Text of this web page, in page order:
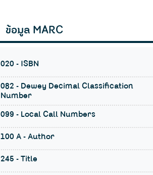
ข้อมูล MARC
020 - ISBN
082 - Dewey Decimal Classification
Number
099 - Local Call Numbers
100 A - Author
245 - Title